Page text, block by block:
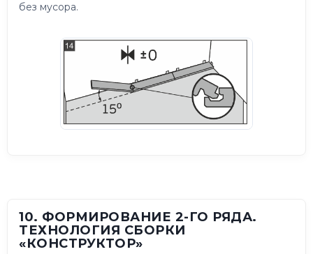
без мусора.
10. ФОРМИРОВАНИЕ 2-ГО РЯДА.
ТЕХНОЛОГИЯ СБОРКИ
«КОНСТРУКТОР»